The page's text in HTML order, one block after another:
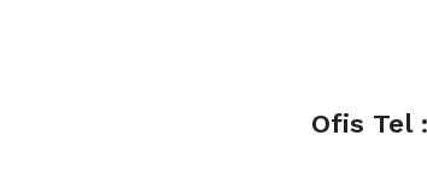
Ofis Tel :